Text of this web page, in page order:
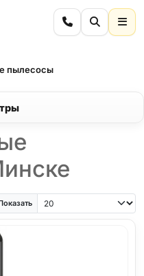
пылесосы